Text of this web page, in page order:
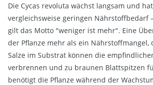
Die Cycas revoluta wächst langsam und
vergleichsweise geringen Nährstoffbedarf
gilt das Motto "weniger ist mehr". Eine
der Pflanze mehr als ein Nährstoffmangel,
Salze im Substrat können die
verbrennen und zu braunen Blattspitzen
benötigt die Pflanze während der